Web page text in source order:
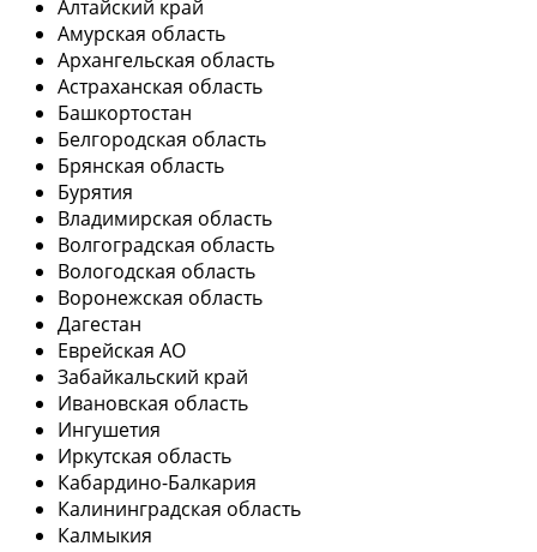
Алтайский край
Амурская область
Архангельская область
Астраханская область
Башкортостан
Белгородская область
Брянская область
Бурятия
Владимирская область
Волгоградская область
Вологодская область
Воронежская область
Дагестан
Еврейская АО
Забайкальский край
Ивановская область
Ингушетия
Иркутская область
Кабардино-Балкария
Калининградская область
Калмыкия